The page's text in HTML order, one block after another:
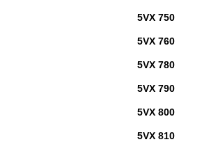
5VX 750
5VX 760
5VX 780
5VX 790
5VX 800
5VX 810